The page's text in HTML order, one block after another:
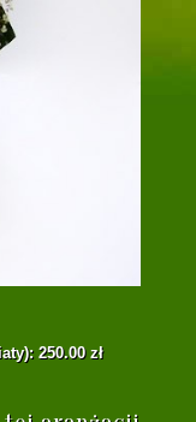
250.00 zł